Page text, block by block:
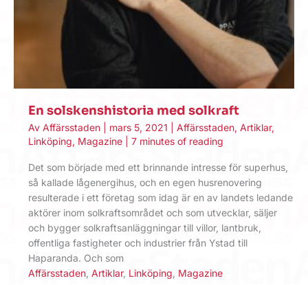
En solskenshistoria med solkraft
Av Affärsstaden mars 5, 2021 Affärsstaden, Artiklar,
Linköping, Magazine 7 minutes of reading
Det som började med ett brinnande intresse för superhus,
så kallade lågenergihus, och en egen husrenovering
resulterade i ett företag som idag är en av landets ledande
aktörer inom solkraftsområdet och som utvecklar, säljer
och bygger solkraftsanläggningar till villor, lantbruk,
offentliga fastigheter och industrier från Ystad till
Haparanda. Och som
Affärsstaden Artiklar, Linköping Magazine